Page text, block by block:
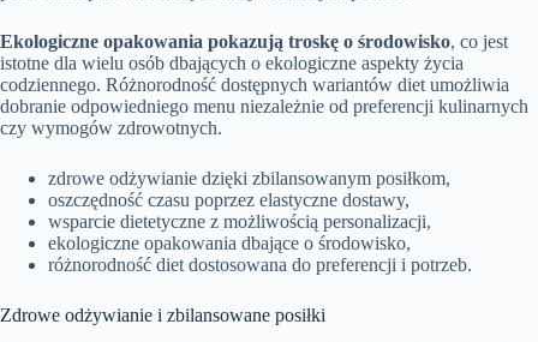
Ekologiczne opakowania pokazują troskę o środowisko, co jest
istotne dla wielu osób dbających o ekologiczne aspekty życia
codziennego. Różnorodność dostępnych wariantów diet umożliwia
dobranie odpowiedniego menu niezależnie od preferencji kulinarnych
czy wymogów zdrowotnych.
zdrowe odżywianie dzięki zbilansowanym posiłkom,
oszczędność czasu poprzez elastyczne dostawy,
wsparcie dietetyczne z możliwością personalizacji,
ekologiczne opakowania dbające o środowisko,
różnorodność diet dostosowana do preferencji i potrzeb.
Zdrowe odżywianie i zbilansowane posiłki